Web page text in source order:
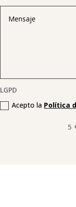
LGPD
Acepto la Política
5